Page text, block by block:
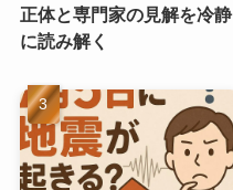
正体と専門家の見解を冷静
に読み解く